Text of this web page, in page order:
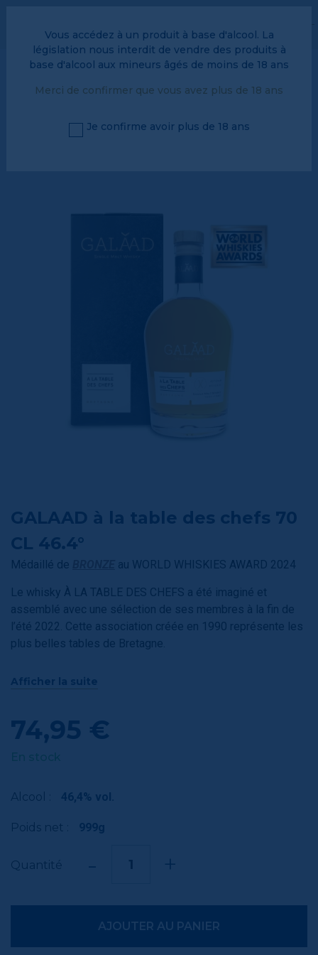
FAQ
Vos avantages fidelité
GALAAD à la table des chefs 70
CL 46.4°
Médaillé de au WORLD WHISKIES AWARD 2024
Le whisky À LA TABLE DES CHEFS a été imaginé et
assemblé avec une sélection de ses membres à la fin de
l’été 2022. Cette association créée en 1990 représente les
plus belles tables de Bretagne.
fût de chêne français, réduit à l’eau de Brocéliande et
Afficher la suite
74,95 €
Alcool : 46,4% vol.
Poids net : 999g
Quantité - +
AJOUTER AU PANIER
Vous accédez à un produit à base d'alcool. La
législation nous interdit de vendre des produits à
base d'alcool aux mineurs âgés de moins de 18 ans
Merci de confirmer que vous avez plus de 18 ans
Je confirme avoir plus de 18 ans